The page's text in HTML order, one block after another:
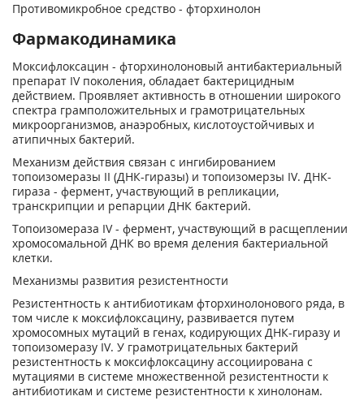
Противомикробное средство - фторхинолон
Фармакодинамика
Моксифлоксацин - фторхинолоновый антибактериальный
препарат IV поколения, обладает бактерицидным
действием. Проявляет активность в отношении широкого
спектра грамположительных и грамотрицательных
микроорганизмов, анаэробных, кислотоустойчивых и
атипичных бактерий.
Механизм действия связан с ингибированием
топоизомеразы II (ДНК-гиразы) и топоизомерзы IV. ДНК-
гираза - фермент, участвующий в репликации,
транскрипции и репарции ДНК бактерий.
Топоизомераза IV - фермент, участвующий в расщеплении
хромосомальной ДНК во время деления бактериальной
клетки.
Механизмы развития резистентности
Резистентность к антибиотикам фторхинолонового ряда, в
том числе к моксифлоксацину, развивается путем
хромосомных мутаций в генах, кодирующих ДНК-гиразу и
топоизомеразу IV. У грамотрицательных бактерий
резистентность к моксифлоксацину ассоциирована с
мутациями в системе множественной резистентности к
антибиотикам и системе резистентности к хинолонам.